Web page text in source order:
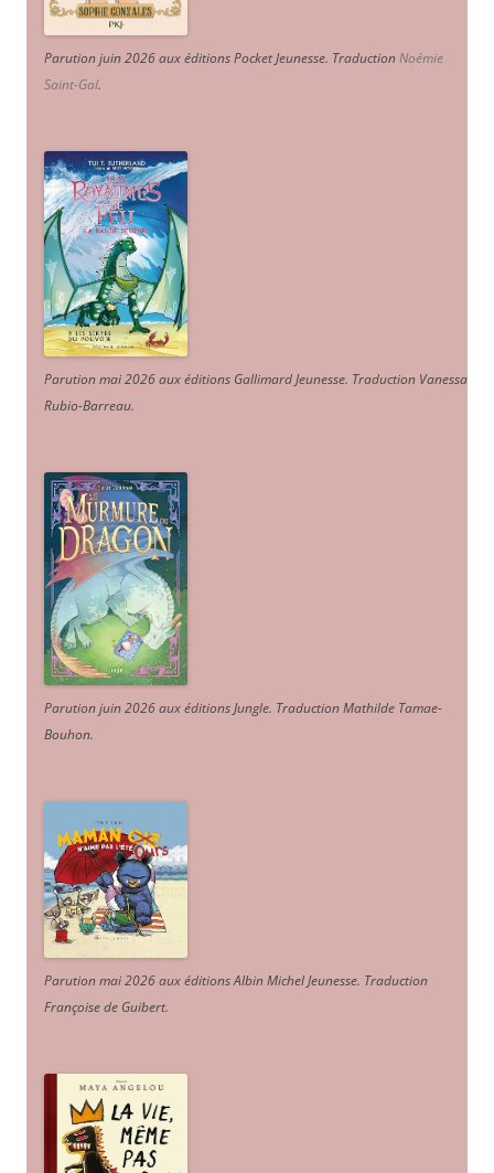
Parution juin 2026 aux éditions Pocket Jeunesse. TraductionNoémie
Saint-Gal.
Parution mai 2026 aux éditions Gallimard Jeunesse. Traduction Vanessa
Rubio-Barreau.
Parution juin 2026 aux éditions Jungle. Traduction Mathilde Tamae-
Bouhon.
Parution mai 2026 aux éditions Albin Michel Jeunesse. Traduction
Françoise de Guibert.